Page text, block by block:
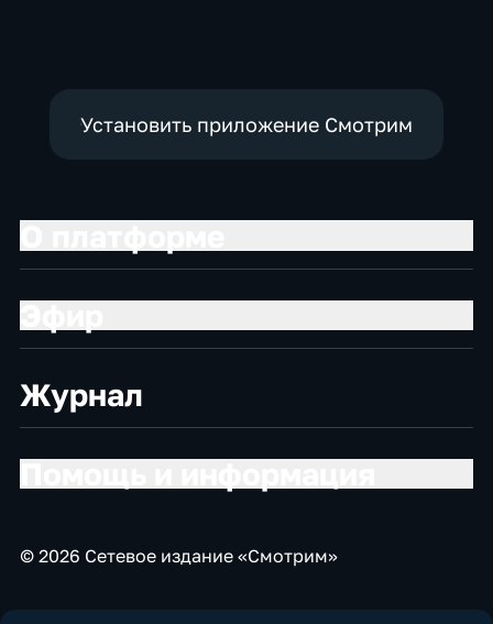
Установить приложение Смотрим
Журнал
© 2026 Сетевое издание «Смотрим»